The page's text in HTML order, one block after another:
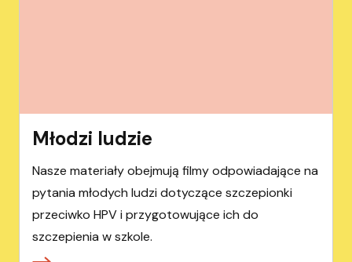
Młodzi ludzie
Nasze materiały obejmują filmy odpowiadające na
pytania młodych ludzi dotyczące szczepionki
przeciwko HPV i przygotowujące ich do
szczepienia w szkole.